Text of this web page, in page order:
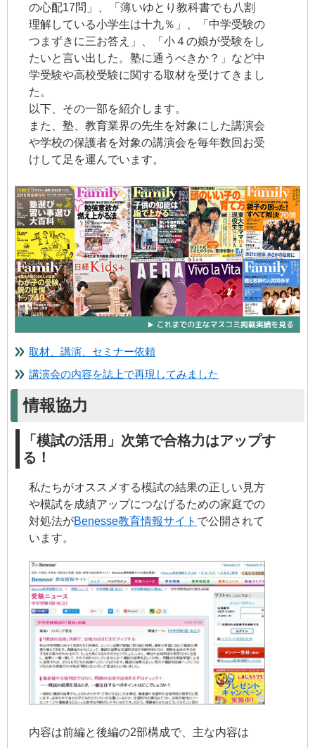
の心配17問」、「薄いゆとり教科書でも八割
理解している小学生は十九％」、「中学受験の
つまずきに三お答え」、「小４の娘が受験をし
たいと言い出した。塾に通うべきか？」など中
学受験や高校受験に関する取材を受けてきまし
た。
以下、その一部を紹介します。
また、塾、教育業界の先生を対象にした講演会
や学校の保護者を対象の講演会を毎年数回お受
けして足を運んでいます。
取材、講演、セミナー依頼
講演会の内容を誌上で再現してみました
情報協力
「模試の活用」次第で合格力はアップす
る！
私たちがオススメする模試の結果の正しい見方
や模試を成績アップにつなげるための家庭での
対処法がBenesse教育情報サイト で公開されて
います。
内容は前編と後編の2部構成で、主な内容は